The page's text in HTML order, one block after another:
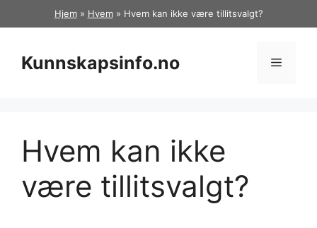
til
Hjem» Hvem» Hvem kan ikke være tillitsvalgt?
Kunnskapsinfo.no Meny
Hvem kan ikke
være tillitsvalgt?